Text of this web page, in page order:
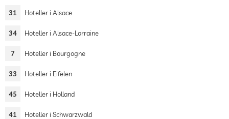
31 Hoteller i Alsace
34 Hoteller i Alsace-Lorraine
7 Hoteller i Bourgogne
33 Hoteller i Eifelen
45 Hoteller i Holland
41 Hoteller i Schwarzwald